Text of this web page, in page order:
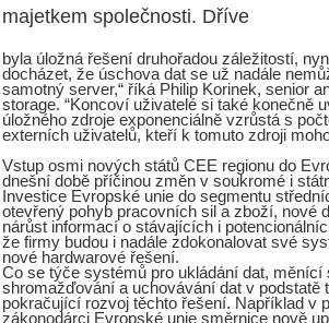
majetkem společnosti. Dříve
byla úložná řešení druhořadou záležitostí,
docházet, že úschova dat se už nadále
samotný server,“ říká Philip Korinek, senior
storage. “Koncoví uživatelé si také konečně
úložného zdroje exponenciálně vzrůstá s
externích uživatelů, kteří k tomuto zdroji
Vstup osmi nových států CEE regionu do
dnešní době příčinou změn v soukromé i
Investice Evropské unie do segmentu
otevřený pohyb pracovních sil a zboží, nové
nárůst informací o stávajících i
že firmy budou i nadále zdokonalovat své
nové hardwarové řešení.
Co se týče systémů pro ukládání dat, měnící
shromažďování a uchovávání dat v podstatě
pokračující rozvoj těchto řešení. Například v
zákonodárci Evropské unie směrnice nově